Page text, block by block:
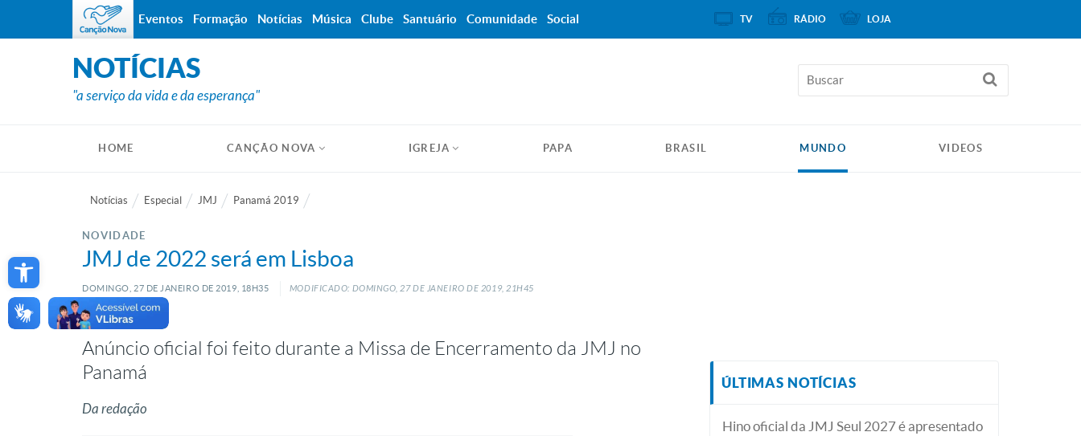
Open toolbar
NOTÍCIAS
"a serviço da vida e da esperança"
HOME CANÇÃO NOVA IGREJA PAPA BRASIL MUNDO VIDEOS
Notícias Especial JMJ Panamá 2019
NOVIDADE
JMJ de 2022 será em Lisboa
DOMINGO, 27 DE JANEIRO DE 2019, 18H35 MODIFICADO: DOMINGO, 27DE JANEIRO DE 2019, 21H45
Anúncio oficial foi feito durante a Missa de Encerramento da JMJ no
Panamá
Da redação
ÚLTIMAS NOTÍCIAS
Hino oficial da JMJ Seul 2027 é apresentado
Eventos Formação Notícias Música Clube Santuário Comunidade Social TV RÁDIO LOJA